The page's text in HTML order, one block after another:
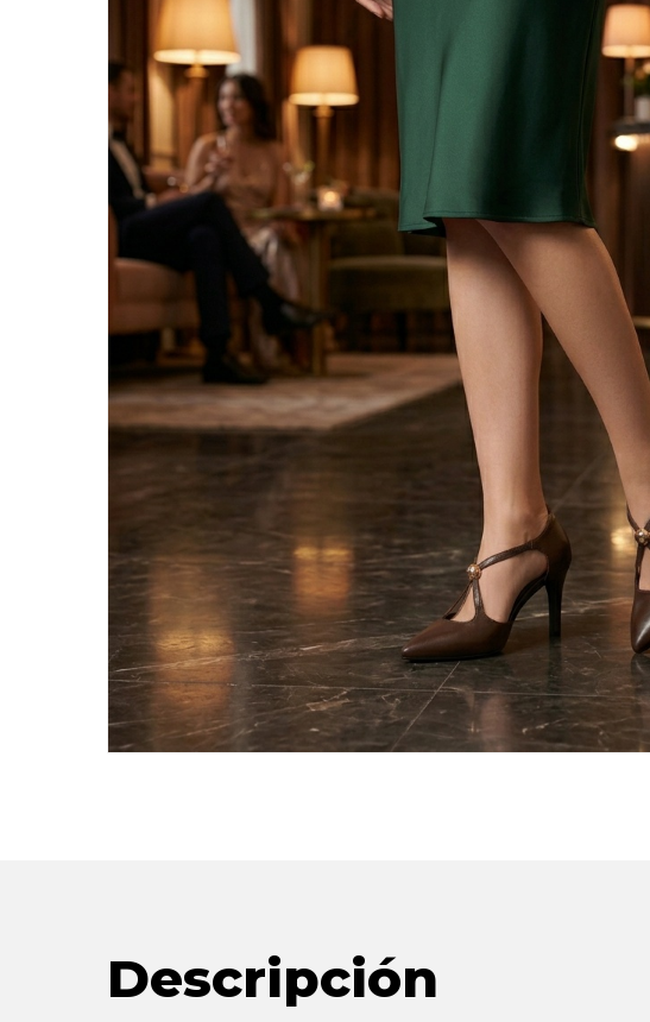
Descripción